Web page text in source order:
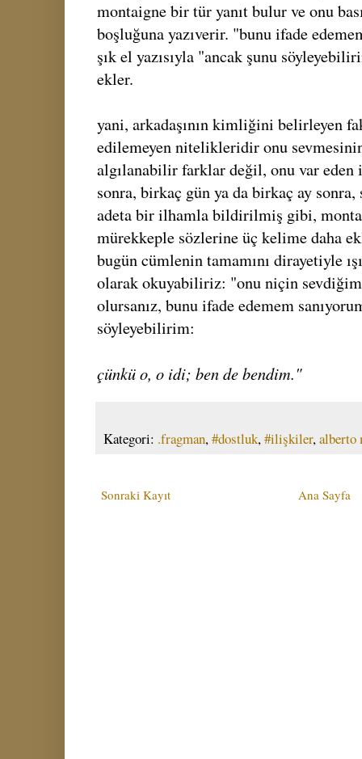
montaigne bir tür yanıt bulur ve onu
boşluğuna yazıverir. "bunu ifade
şık el yazısıyla "ancak şunu
ekler.
yani, arkadaşının kimliğini belirleyen
edilemeyen nitelikleridir onu
algılanabilir farklar değil, onu var
sonra, birkaç gün ya da birkaç ay sonra,
adeta bir ilhamla bildirilmiş gibi,
mürekkeple sözlerine üç kelime daha
bugün cümlenin tamamını dirayetiyle
olarak okuyabiliriz: "onu niçin
olursanız, bunu ifade edemem
söyleyebilirim:
çünkü o, o idi; ben de bendim."
Kategori: .fragman,#dostluk,#ilişkiler,alberto
Sonraki Kayıt Ana Sayfa